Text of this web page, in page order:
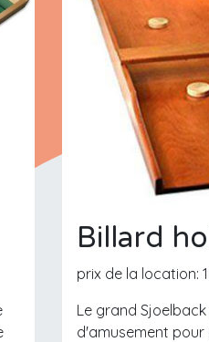
Billard
prix de la location:
Le grand
d'amusement